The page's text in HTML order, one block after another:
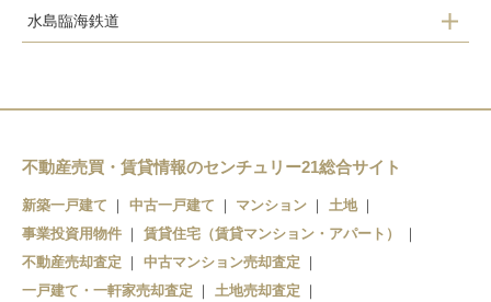
水島臨海鉄道
水島
不動産売買・賃貸情報のセンチュリー21総合サイト
新築一戸建て 中古一戸建て マンション
土地
事業投資用物件
賃貸住宅（賃貸マンション・アパート）
不動産売却査定
中古マンション売却査定
一戸建て・一軒家売却査定
土地売却査定